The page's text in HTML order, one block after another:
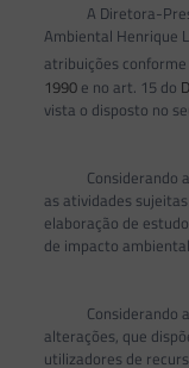
A Diretora-
Ambiental Henrique
atribuições
1990e no art. 15 do
vista o disposto no
Considerando a
as atividades
elaboração de
de impacto
Considerando a
alterações, que
utilizadores de